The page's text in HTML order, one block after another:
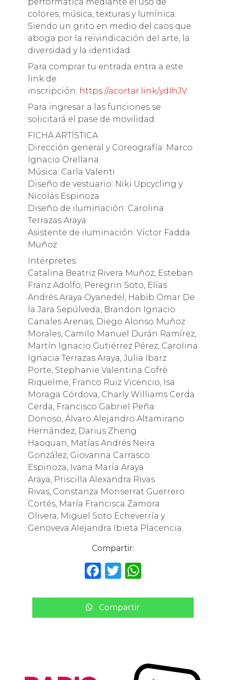
colores, música, texturas y lumínica.
Siendo un grito en medio del caos que
aboga por la reivindicación del arte, la
diversidad y la identidad.
Para comprar tu entrada entra a este
link de
inscripción: https://acortar.link/ydIhJV
Para ingresar a las funciones se
solicitará el pase de movilidad.
FICHA ARTÍSTICA
Dirección general y Coreografía: Marco
Ignacio Orellana.
Música: Carla Valenti
Diseño de vestuario: Niki Upcycling y
Nicolás Espinoza
Diseño de iluminación: Carolina
Terrazas Araya
Asistente de iluminación: Víctor Fadda
Muñoz
Intérpretes:
Catalina Beatriz Rivera Muñoz, Esteban
Franz Adolfo, Peregrin Soto, Elías
Andrés Araya Oyanedel, Habib Omar De
la Jara Sepúlveda, Brandon Ignacio
Canales Arenas, Diego Alonso Muñoz
Morales, Camilo Manuel Durán Ramírez,
Martín Ignacio Gutiérrez Pérez, Carolina
Ignacia Terrazas Araya, Julia Ibarz
Porte, Stephanie Valentina Cofré
Riquelme, Franco Ruiz Vicencio, Isa
Moraga Córdova, Charly Williams Cerda
Cerda, Francisco Gabriel Peña
Donoso, Álvaro Alejandro Altamirano
Hernández, Darius Zheng
Haoquan, Matías Andrés Neira
González, Giovanna Carrasco
Espinoza, Ivana María Araya
Araya, Priscilla Alexandra Rivas
Rivas, Constanza Monserrat Guerrero
Cortés, María Francisca Zamora
Olivera, Miguel Soto Echeverría y
Genoveva Alejandra Ibieta Placencia.
Compartir:
F
c
e
T
it
te
W
a
ts
p
Compartir